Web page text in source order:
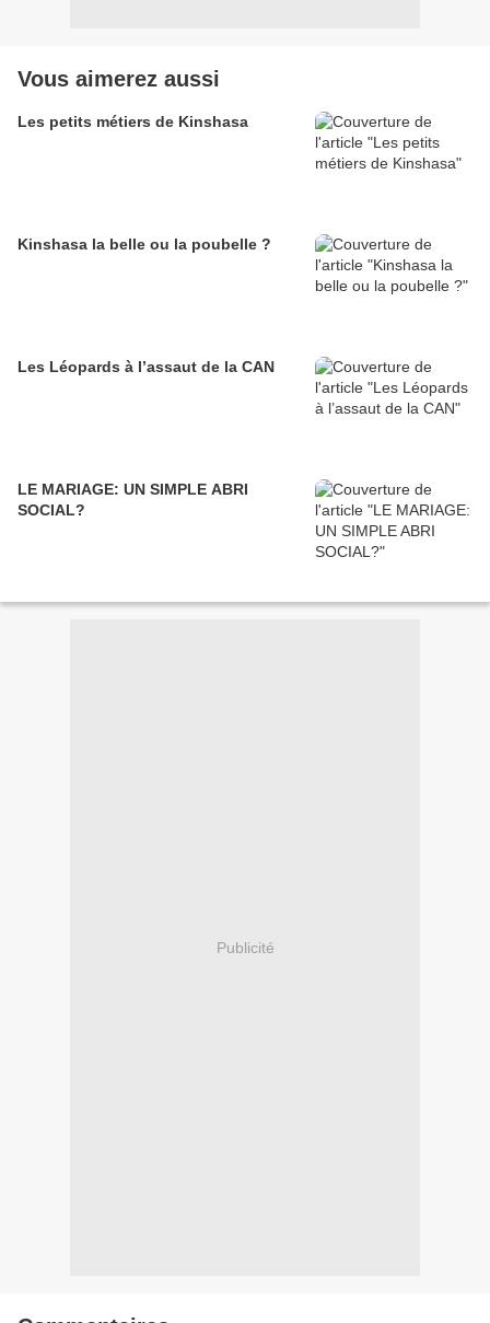
Vous aimerez aussi
Les petits métiers de Kinshasa
Kinshasa la belle ou la poubelle ?
Les Léopards à l’assaut de la CAN
LE MARIAGE: UN SIMPLE ABRI
SOCIAL?
Publicité